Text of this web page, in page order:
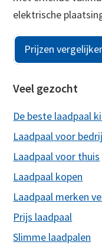
elektrische
Prijzen
Veel gezocht
De beste laadpaal
Laadpaal voor
Laadpaal voor thuis
Laadpaal kopen
Laadpaal merken
Prijs laadpaal
Slimme laadpalen